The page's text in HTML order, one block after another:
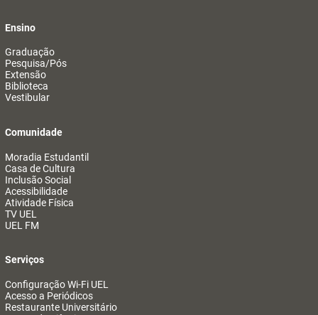
Ensino
Graduação
Pesquisa/Pós
Extensão
Biblioteca
Vestibular
Comunidade
Moradia Estudantil
Casa de Cultura
Inclusão Social
Acessibilidade
Atividade Física
TV UEL
UEL FM
Serviços
Configuração Wi-Fi UEL
Acesso a Periódicos
Restaurante Universitário